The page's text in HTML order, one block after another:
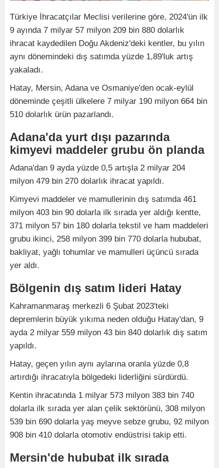
Türkiye İhracatçılar Meclisi verilerine göre, 2024'ün ilk
9 ayında 7 milyar 57 milyon 209 bin 880 dolarlık
ihracat kaydedilen Doğu Akdeniz'deki kentler, bu yılın
aynı dönemindeki dış satımda yüzde 1,89'luk artış
yakaladı.
Hatay, Mersin, Adana ve Osmaniye'den ocak-eylül
döneminde çeşitli ülkelere 7 milyar 190 milyon 664 bin
510 dolarlık ürün pazarlandı.
Adana'da yurt dışı pazarında
kimyevi maddeler grubu ön planda
Adana'dan 9 ayda yüzde 0,5 artışla 2 milyar 204
milyon 479 bin 270 dolarlık ihracat yapıldı.
Kimyevi maddeler ve mamullerinin dış satımda 461
milyon 403 bin 90 dolarla ilk sırada yer aldığı kentte,
371 milyon 57 bin 180 dolarla tekstil ve ham maddeleri
grubu ikinci, 258 milyon 399 bin 770 dolarla hububat,
bakliyat, yağlı tohumlar ve mamulleri üçüncü sırada
yer aldı.
Bölgenin dış satım lideri Hatay
Kahramanmaraş merkezli 6 Şubat 2023'teki
depremlerin büyük yıkıma neden olduğu Hatay'dan, 9
ayda 2 milyar 559 milyon 43 bin 840 dolarlık dış satım
yapıldı.
Hatay, geçen yılın aynı aylarına oranla yüzde 0,8
artırdığı ihracatıyla bölgedeki liderliğini sürdürdü.
Kentin ihracatında 1 milyar 573 milyon 383 bin 740
dolarla ilk sırada yer alan çelik sektörünü, 308 milyon
539 bin 690 dolarla yaş meyve sebze grubu, 92 milyon
908 bin 410 dolarla otomotiv endüstrisi takip etti.
Mersin'de hububat ilk sırada